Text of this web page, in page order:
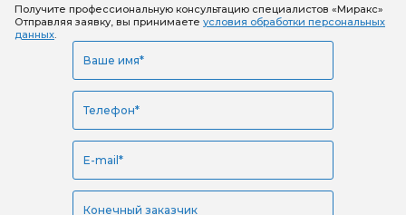
Получите профессиональную консультацию специалистов «Миракс»
Отправляя заявку, вы принимаете условия обработки персональных
данных.